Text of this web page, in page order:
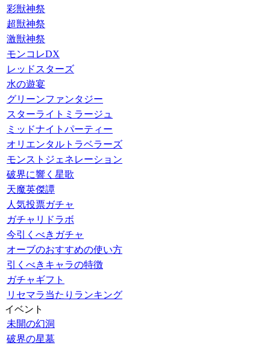
彩獣神祭
超獣神祭
激獣神祭
モンコレDX
レッドスターズ
水の遊宴
グリーンファンタジー
スターライトミラージュ
ミッドナイトパーティー
オリエンタルトラベラーズ
モンストジェネレーション
破界に響く星歌
天魔英傑譚
人気投票ガチャ
ガチャリドラボ
今引くべきガチャ
オーブのおすすめの使い方
引くべきキャラの特徴
ガチャギフト
リセマラ当たりランキング
イベント
未開の幻洞
破界の星墓